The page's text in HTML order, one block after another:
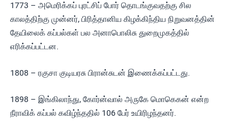
1773 – அமெரிக்கப் புரட்சிப் போர் தொடங்குவதற்கு சில
காலத்திற்கு முன்னர், பிரித்தானிய கிழக்கிந்திய நிறுவனத்தின்
தேயிலைக் கப்பல்கள் பல அனாபொலிசு துறைமுகத்தில்
எரிக்கப்பட்டன.
1808 – ரகுசா குடியரசு பிரான்சுடன் இணைக்கப்பட்டது.
1898 – இங்கிலாந்து, கோர்ன்வால் அருகே மொகெகன் என்ற
நீராவிக் கப்பல் கவிழ்ந்ததில் 106 பேர் உயிரிழந்தனர்.